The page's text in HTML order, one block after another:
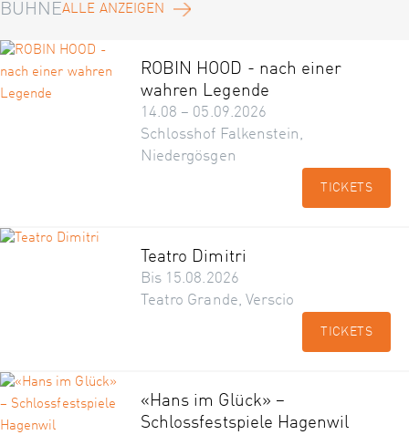
BÜHNEALLE ANZEIGEN
ROBIN HOOD - nach einer
wahren Legende
14.08 – 05.09.2026
Schlosshof Falkenstein,
Niedergösgen
TICKETS
Teatro Dimitri
Bis 15.08.2026
Teatro Grande, Verscio
TICKETS
«Hans im Glück» –
Schlossfestspiele Hagenwil